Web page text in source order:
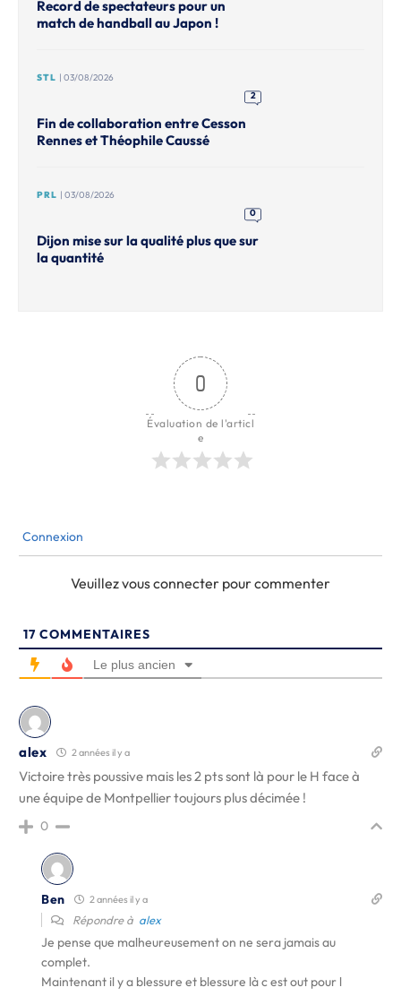
Record de spectateurs pour un
match de handball au Japon !
STL | 03/08/2026
2
Fin de collaboration entre Cesson
Rennes et Théophile Caussé
PRL | 03/08/2026
0
Dijon mise sur la qualité plus que sur
la quantité
0
Évaluation de l'articl
e
Connexion
Veuillez vous connecter pour commenter
17 COMMENTAIRES
Le plus ancien
alex 2 années il y a
Victoire très poussive mais les 2 pts sont là pour le H face à
une équipe de Montpellier toujours plus décimée !
0
Ben 2 années il y a
Répondre à alex
Je pense que malheureusement on ne sera jamais au
complet.
Maintenant il y a blessure et blessure là c est out pour l